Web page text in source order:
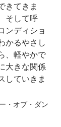
・オブ・ダン
きてきま
そして呼
ンディショ
かるやさし
、軽やかで
大きな関係
していきま